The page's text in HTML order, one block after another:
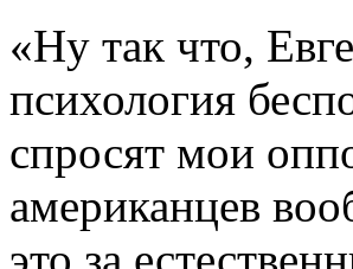
«Ну так что,
психология
спросят мои
американцев
это за